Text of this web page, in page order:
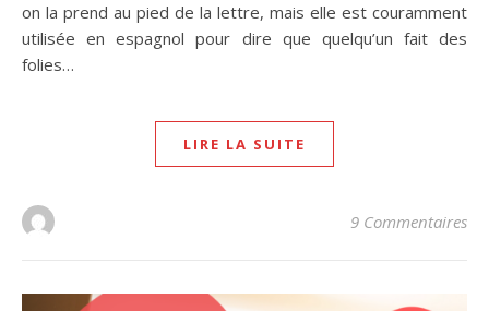
on la prend au pied de la lettre, mais elle est couramment
utilisée en espagnol pour dire que quelqu’un fait des
folies…
LIRE LA SUITE
9 Commentaires